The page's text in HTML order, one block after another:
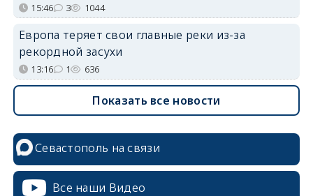
15:46 3 1044
Европа теряет свои главные реки из-за
рекордной засухи
13:16 1 636
Показать все новости
Севастополь на связи
Все наши Видео